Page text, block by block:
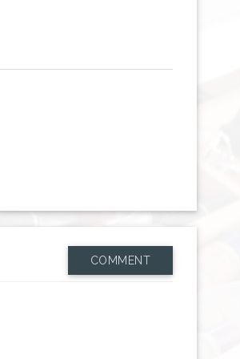
COMMENT